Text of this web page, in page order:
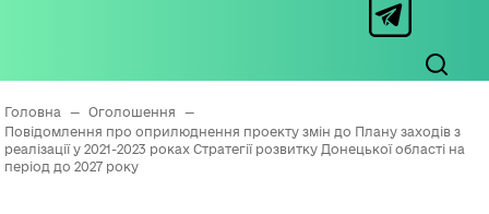
Головна — Оголошення
—
Повідомлення про оприлюднення проекту змін до Плану заходів з
реалізації у 2021-2023 роках Стратегії розвитку Донецької області на
період до 2027 року